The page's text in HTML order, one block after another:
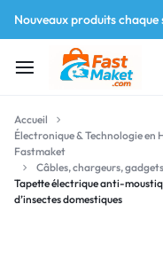
Nouveaux produits
Accueil
Électronique & Technologie
Fastmaket
Câbles, chargeurs, gadgets
Tapette électrique anti-
d’insectes domestiques